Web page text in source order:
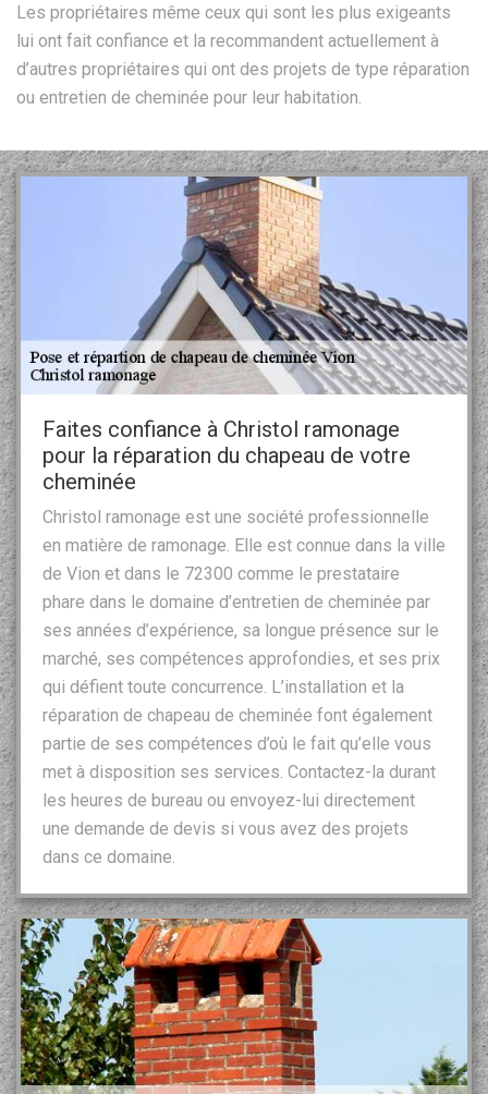
Les propriétaires même ceux qui sont les plus exigeants
lui ont fait confiance et la recommandent actuellement à
d’autres propriétaires qui ont des projets de type réparation
ou entretien de cheminée pour leur habitation.
Faites confiance à Christol ramonage
pour la réparation du chapeau de votre
cheminée
Christol ramonage est une société professionnelle
en matière de ramonage. Elle est connue dans la ville
de Vion et dans le 72300 comme le prestataire
phare dans le domaine d’entretien de cheminée par
ses années d’expérience, sa longue présence sur le
marché, ses compétences approfondies, et ses prix
qui défient toute concurrence. L’installation et la
réparation de chapeau de cheminée font également
partie de ses compétences d’où le fait qu’elle vous
met à disposition ses services. Contactez-la durant
les heures de bureau ou envoyez-lui directement
une demande de devis si vous avez des projets
dans ce domaine.